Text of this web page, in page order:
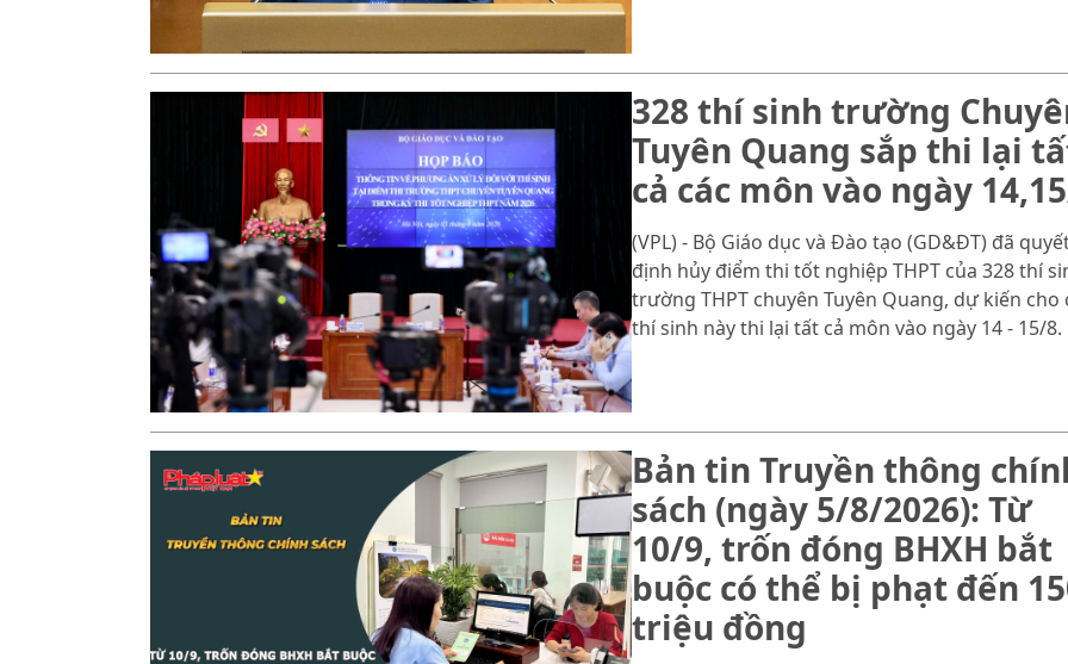
328 thí sinh trường
Tuyên Quang sắp thi lại
cả các môn vào ngày
(VPL) - Bộ Giáo dục và Đào tạo (GD&ĐT) đã
định hủy điểm thi tốt nghiệp THPT của 328 thí
trường THPT chuyên Tuyên Quang, dự kiến cho
thí sinh này thi lại tất cả môn vào ngày 14 - 15/8.
Bản tin Truyền thông
sách (ngày 5/8/2026): Từ
10/9, trốn đóng BHXH bắt
buộc có thể bị phạt đến
triệu đồng